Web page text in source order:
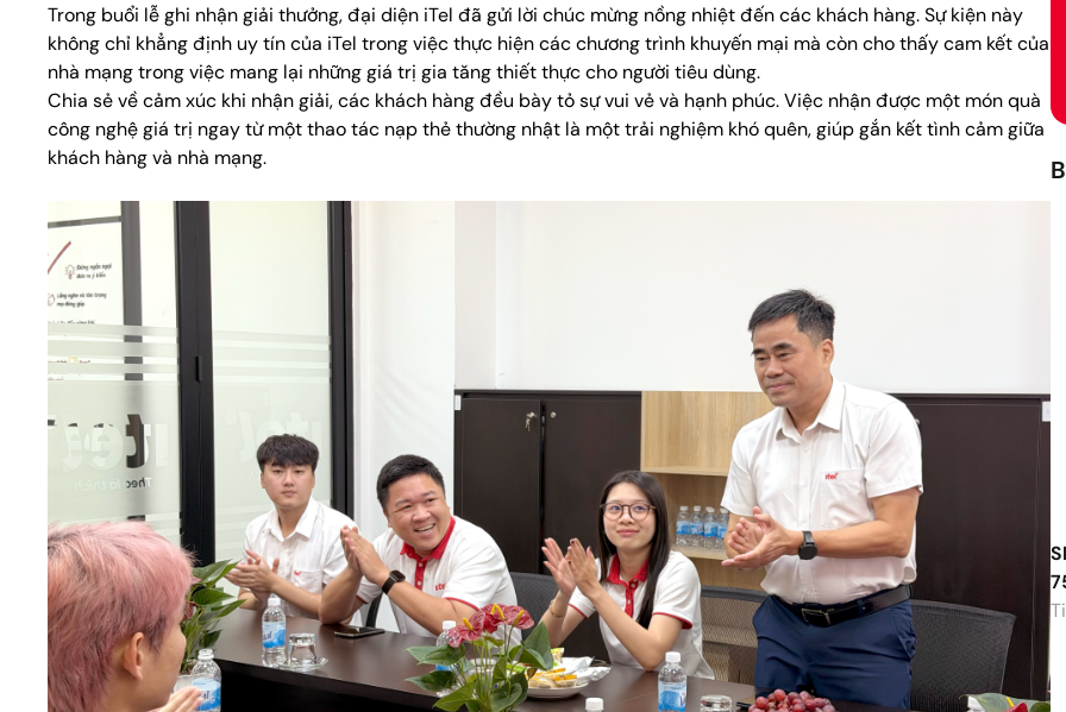
Trong buổi lễ ghi nhận giải thưởng, đại diện iTel đã gửi lời chúc mừng nồng nhiệt đến các khách hàng. Sự kiện này
không chỉ khẳng định uy tín của iTel trong việc thực hiện các chương trình khuyến mại mà còn cho thấy cam kết của
nhà mạng trong việc mang lại những giá trị gia tăng thiết thực cho người tiêu dùng.
Chia sẻ về cảm xúc khi nhận giải, các khách hàng đều bày tỏ sự vui vẻ và hạnh phúc. Việc nhận được một món quà
công nghệ giá trị ngay từ một thao tác nạp thẻ thường nhật là một trải nghiệm khó quên, giúp gắn kết tình cảm giữa
khách hàng và nhà mạng.